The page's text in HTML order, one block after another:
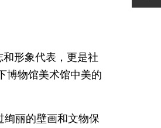
形象代表，更是社
博物馆美术馆中美的
绚丽的壁画和文物保